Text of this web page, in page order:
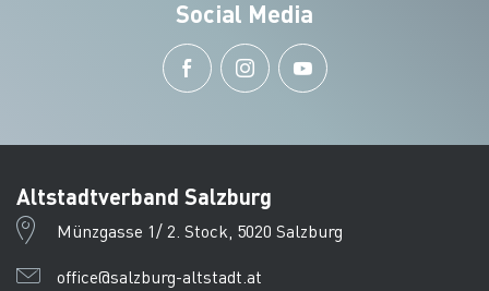
Social Media
Altstadtverband Salzburg
Münzgasse 1/ 2. Stock, 5020 Salzburg
office@salzburg-altstadt.at